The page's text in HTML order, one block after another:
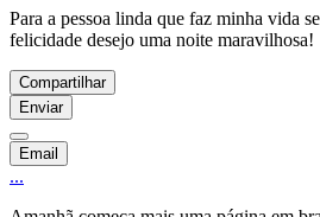
Para a pessoa linda que faz minha vida
felicidade desejo uma noite maravilhosa!
Compartilhar
Enviar
Email
...